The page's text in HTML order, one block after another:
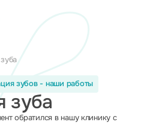
зубов - наши работы
зуба
обратился в нашу клинику с